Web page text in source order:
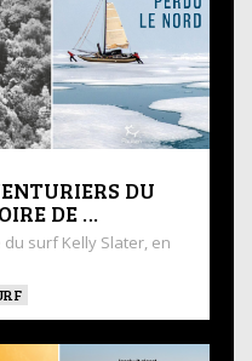
DU
DE …
surf Kelly Slater, en